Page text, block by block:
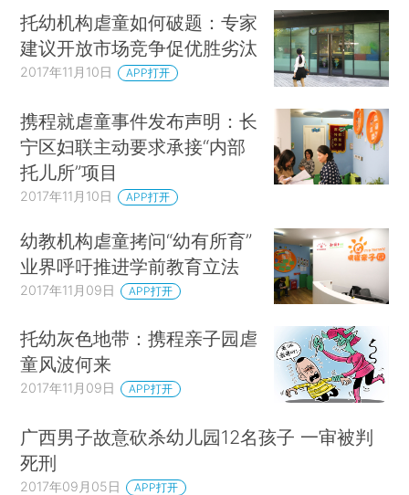
托幼机构虐童如何破题：专家
建议开放市场竞争促优胜劣汰
2017年11月10日 APP打开
携程就虐童事件发布声明：长
宁区妇联主动要求承接“内部
托儿所”项目
2017年11月10日 APP打开
幼教机构虐童拷问“幼有所育”
业界呼吁推进学前教育立法
2017年11月09日 APP打开
托幼灰色地带：携程亲子园虐
童风波何来
2017年11月09日 APP打开
广西男子故意砍杀幼儿园12名孩子 一审被判
死刑
2017年09月05日 APP打开